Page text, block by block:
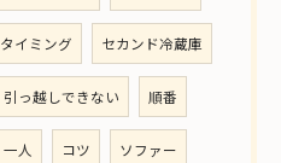
タイミング セカンド冷蔵庫
引っ越しできない 順番
一人 コツ ソファー